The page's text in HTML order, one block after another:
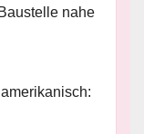
nahe